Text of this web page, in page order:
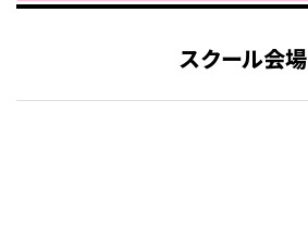
スクール会場